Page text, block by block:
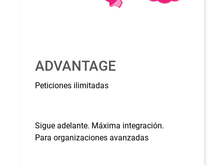
ADVANTAGE
Peticiones ilimitadas
Sigue adelante. Máxima integración.
Para organizaciones avanzadas